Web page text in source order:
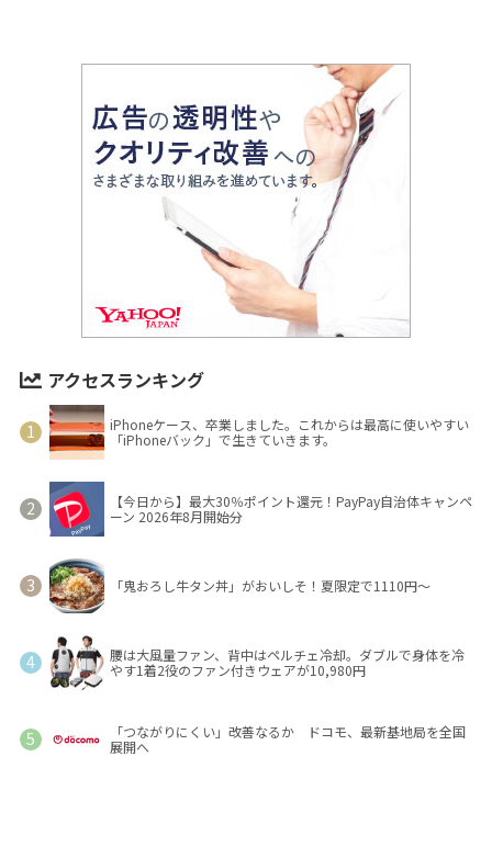
アクセスランキング
iPhoneケース、卒業しました。これからは最高に使いやすい
「iPhoneバック」で生きていきます。
【今日から】最大30％ポイント還元！PayPay自治体キャンペ
ーン 2026年8月開始分
「鬼おろし牛タン丼」がおいしそ！夏限定で1110円～
腰は大風量ファン、背中はペルチェ冷却。ダブルで身体を冷
やす1着2役のファン付きウェアが10,980円
「つながりにくい」改善なるか ドコモ、最新基地局を全国
展開へ